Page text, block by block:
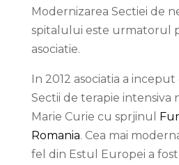
Modernizarea Sectiei de
spitalului este urmatorul
asociatie.
In 2012 asociatia a
Sectii de terapie intensiva
Marie Curie cu sprjinul
Romania. Cea mai
fel din Estul Europei a fost